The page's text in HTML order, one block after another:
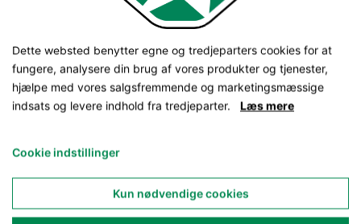
Dette websted benytter egne og tredjeparters cookies for at
fungere, analysere din brug af vores produkter og tjenester,
hjælpe med vores salgsfremmende og marketingsmæssige
indsats og levere indhold fra tredjeparter. Læs mere
Cookie indstillinger
Kun nødvendige cookies